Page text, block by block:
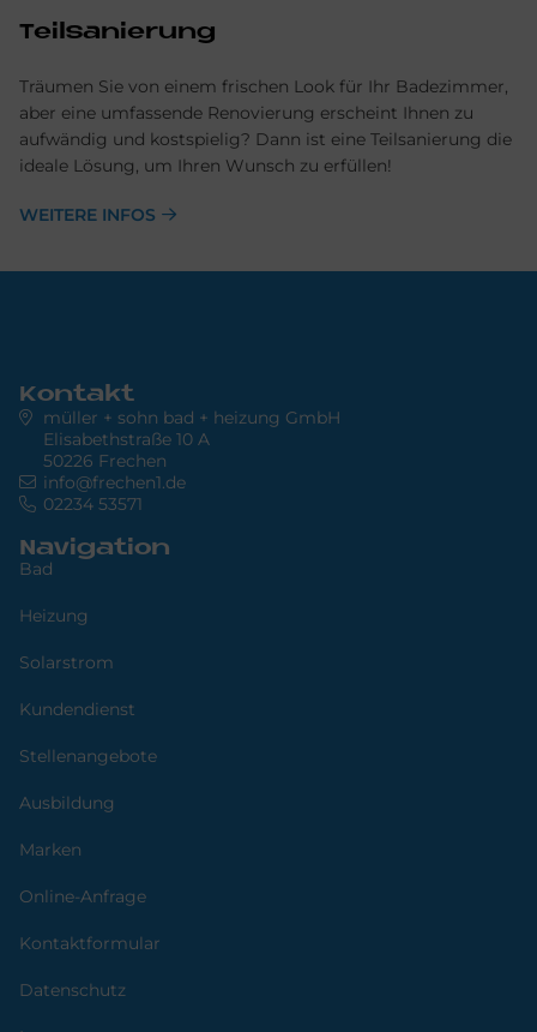
Teilsanierung
Träumen Sie von einem frischen Look für Ihr Badezimmer,
aber eine umfassende Renovierung erscheint Ihnen zu
aufwändig und kostspielig? Dann ist eine Teilsanierung die
ideale Lösung, um Ihren Wunsch zu erfüllen!
WEITERE INFOS
Kontakt
müller + sohn bad + heizung GmbH
Elisabethstraße 10 A
50226 Frechen
info@frechen1.de
02234 53571
Navigation
Bad
Heizung
Solarstrom
Kundendienst
Stellenangebote
Ausbildung
Marken
Online-Anfrage
Kontaktformular
Datenschutz